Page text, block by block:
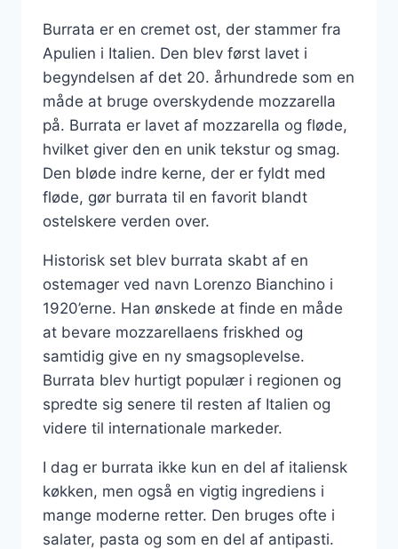
Burrata er en cremet ost, der stammer fra
Apulien i Italien. Den blev først lavet i
begyndelsen af det 20. århundrede som en
måde at bruge overskydende mozzarella
på. Burrata er lavet af mozzarella og fløde,
hvilket giver den en unik tekstur og smag.
Den bløde indre kerne, der er fyldt med
fløde, gør burrata til en favorit blandt
ostelskere verden over.
Historisk set blev burrata skabt af en
ostemager ved navn Lorenzo Bianchino i
1920’erne. Han ønskede at finde en måde
at bevare mozzarellaens friskhed og
samtidig give en ny smagsoplevelse.
Burrata blev hurtigt populær i regionen og
spredte sig senere til resten af Italien og
videre til internationale markeder.
I dag er burrata ikke kun en del af italiensk
køkken, men også en vigtig ingrediens i
mange moderne retter. Den bruges ofte i
salater, pasta og som en del af antipasti.